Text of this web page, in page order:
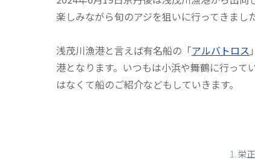
楽しみながら旬のアジを狙いに行ってきました
浅茂川漁港と言えば有名船の「アルバトロス
港となります。いつもは小浜や舞鶴に行っ
はなくて船のご紹介などもしていきます。
栄